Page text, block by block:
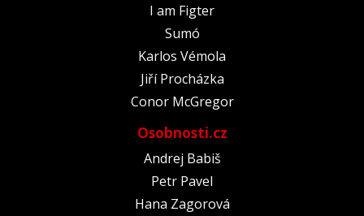
I am Figter
Sumó
Karlos Vémola
Jiří Procházka
Conor McGregor
Osobnosti.cz
Andrej Babiš
Petr Pavel
Hana Zagorová